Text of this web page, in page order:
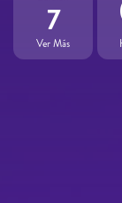
7
Ver Más